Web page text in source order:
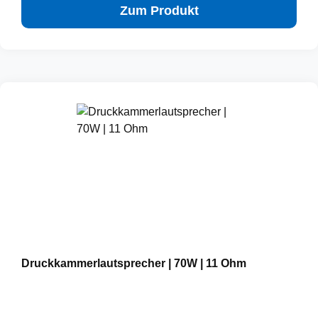
Zum Produkt
Druckkammerlautsprecher | 70W | 11 Ohm